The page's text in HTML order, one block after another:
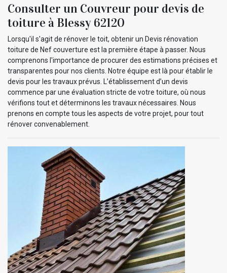
Consulter un Couvreur pour devis de
toiture à Blessy 62120
Lorsqu'il s'agit de rénover le toit, obtenir un Devis rénovation
toiture de Nef couverture est la première étape à passer. Nous
comprenons l'importance de procurer des estimations précises et
transparentes pour nos clients. Notre équipe est là pour établir le
devis pour les travaux prévus. L’établissement d’un devis
commence par une évaluation stricte de votre toiture, où nous
vérifions tout et déterminons les travaux nécessaires. Nous
prenons en compte tous les aspects de votre projet, pour tout
rénover convenablement.